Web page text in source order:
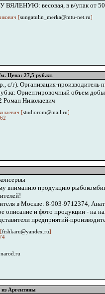
ВЯЛЕНУЮ: весовая, в в/упак от
[sungatulin_merka@mtu-net.ru]
Цена: 27,5 руб.кг.
с/г). Организация-производитель
Ориентировочный объем
Роман Николаевич
[studiorom@mail.ru]
вниманию продукцию
в Москве: 8-903-9712374,
описание и фото продукции - на
предприятий-
fishkaru@yandex.ru]
Аргентины